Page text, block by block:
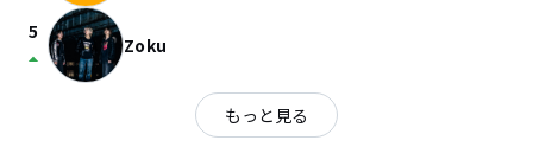
5
arrow_drop_up Zoku
もっと見る